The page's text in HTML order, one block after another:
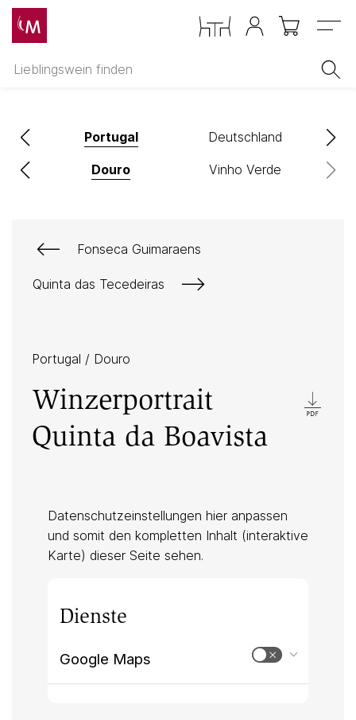
Menu
Portugal Deutschland
Douro Vinho Verde
Fonseca Guimaraens
Quinta das Tecedeiras
Portugal / Douro
Winzerportrait
Quinta da Boavista
Datenschutzeinstellungen hier anpassen
und somit den kompletten Inhalt (interaktive
Karte) dieser Seite sehen.
Dienste
Google Maps